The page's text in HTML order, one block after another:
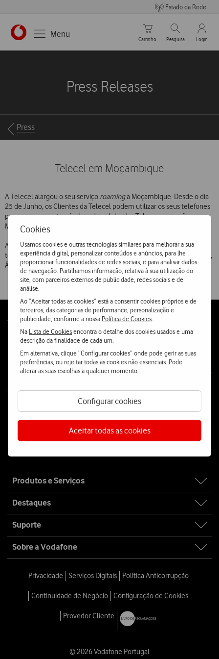
Cookies
Usamos cookies e outras tecnologias similares para melhorar a sua
experiência digital, personalizar conteúdos e anúncios, para lhe
proporcionar funcionalidades de redes sociais, e para analisar dados
de navegação. Partilhamos informação, relativa à sua utilização do
site, com parceiros externos de publicidade, redes sociais e de
análise.
Ao “Aceitar todas as cookies” está a consentir cookies próprios e de
terceiros, das categorias de performance, personalização e
publicidade, conforme a nossa Política de Cookies
Na Lista de Cookiesencontra o detalhe dos cookies usados e uma
descrição da finalidade de cada um.
Em alternativa, clique “Configurar cookies” onde pode gerir as suas
preferências, ou rejeitar todas as cookies não essenciais. Pode
alterar as suas escolhas a qualquer momento.
Configurar cookies
Aceitar todas as cookies
Estado da Rede
https://www.vodafone.pt
Menu
Carrinho de compras
Carrinho
Pesquisar
Pesquisa
My
Login
Press Releases
Breadcrumbs
Press
Telecel em Moçambique
A Telecel alargou o seu serviço roaminga Moçambique. Desde o dia
25 de Junho, os Clientes da Telecel podem utilizar os seus telefones
para comunicar através da rede celular das Telecomunicações
Móveis de Moçambique.
A cobertura internacional da Telecel abrange agora 49 países ou
territórios da Europa, África, América do Norte, Médio Oriente, Índico,
Ásia do Leste e Oceânia.
Follow
Social
Contacta-nos
WhatsApp Webchat
Fala connosco
map
Produtos e Serviços
Destaques
Suporte
Sobre a Vodafone
Privacidade Serviços Digitais Política Anticorrupção
Continuidade de Negócio Configuração de Cookies
Provedor Cliente
© 2026 Vodafone Portugal